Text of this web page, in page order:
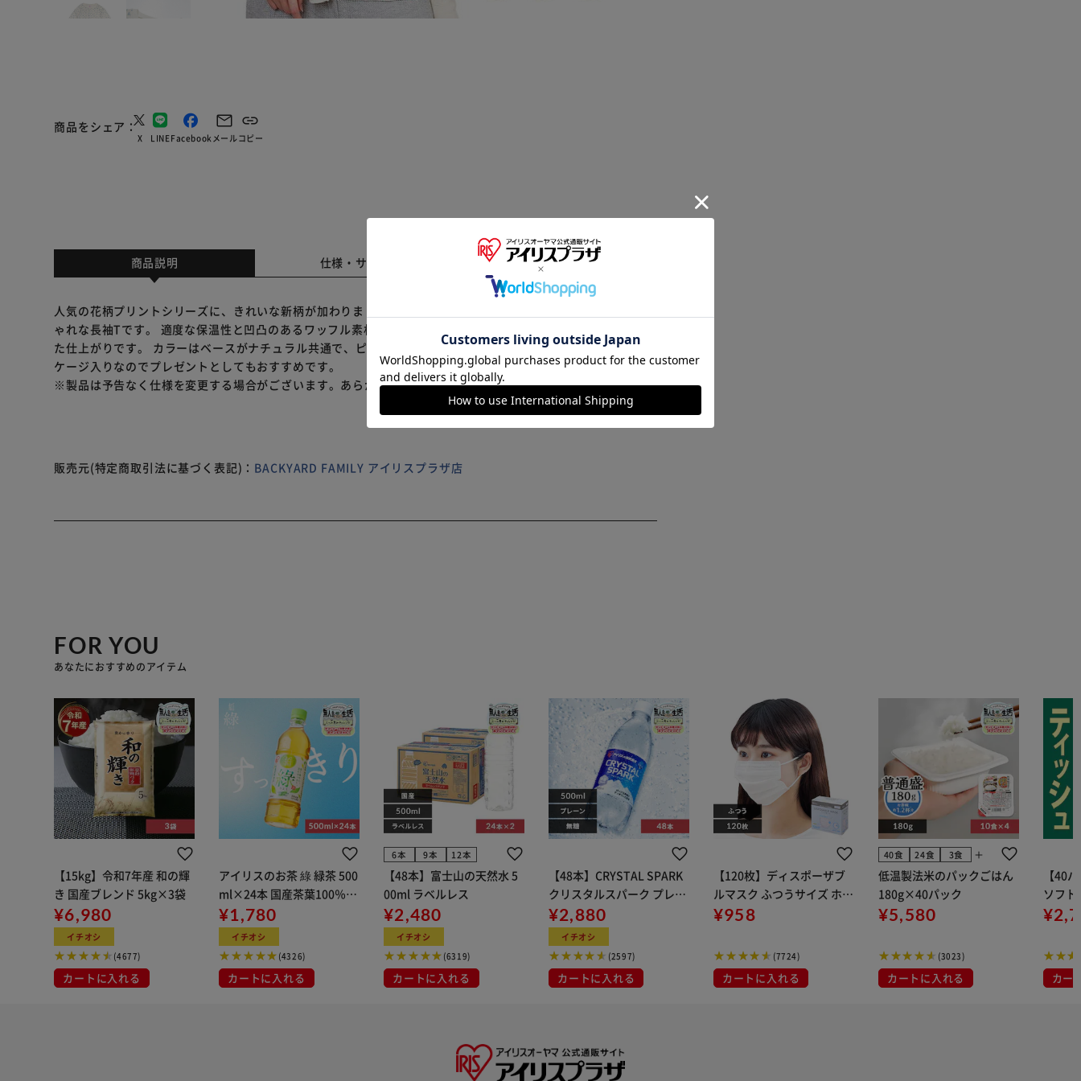
商品をシェア
X LINEFacebookメールコピー
商品説明 仕様・サイズ 商品レビュー
人気の花柄プリントシリーズに、きれいな新柄が加わりました。 ワイドシルエットとセンターの切り替えがおし
ゃれな長袖Tです。 適度な保温性と凹凸のあるワッフル素材を採用し、柔軟性・伸縮性・吸水性・吸湿性に優れ
た仕上がりです。 カラーはベースがナチュラル共通で、ピンク、ブルー、ラベンダーの総柄プリントです。 パッ
ケージ入りなのでプレゼントとしてもおすすめです。
※製品は予告なく仕様を変更する場合がございます。あらかじめご了承ください。
販売元(特定商取引法に基づく表記)： BACKYARD FAMILY アイリスプラザ店
FOR YOU
あなたにおすすめのアイテム
【15kg】令和7年産 和の輝
き 国産ブレンド 5kg×3袋
¥6,980
イチオシ
(4677)
カートに入れる
アイリスのお茶 綠 緑茶 500
ml×24本 国産茶葉100％使
用
¥1,780
イチオシ
(4326)
カートに入れる
6本 9本 12本
【48本】富士山の天然水 5
00ml ラベルレス
¥2,480
イチオシ
(6319)
カートに入れる
【48本】CRYSTAL SPARK
クリスタルスパーク プレー
ン 500ml
¥2,880
イチオシ
(2597)
カートに入れる
【120枚】ディスポーザブ
ルマスク ふつうサイズ ホワ
イト 大容量 DISPOSABLE
布
¥958
(7724)
カートに入れる
40食 24食 3食 add
低温製法米のパックごはん
180g×40パック
¥5,580
(3023)
カートに入れる
【40
ソフ
組) 5
カー
※ご確認ください